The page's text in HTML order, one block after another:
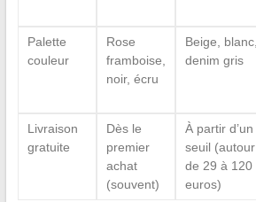
Palette
couleur
Rose
framboise,
noir, écru
Beige, blanc,
denim gris
Livraison
gratuite
Dès le
premier
achat
(souvent)
À partir d’un
seuil (autour
de 29 à 120
euros)